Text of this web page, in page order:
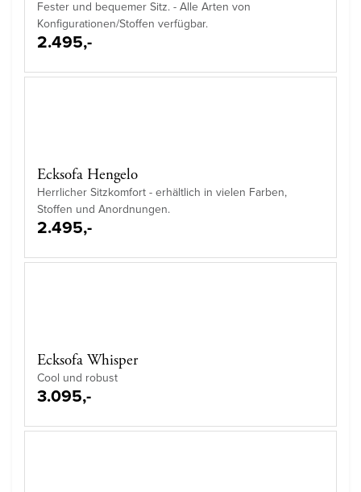
Fester und bequemer Sitz. - Alle Arten von
Konfigurationen/Stoffen verfügbar.
2.495,-
Ecksofa Hengelo
Herrlicher Sitzkomfort - erhältlich in vielen Farben,
Stoffen und Anordnungen.
2.495,-
Ecksofa Whisper
Cool und robust
3.095,-